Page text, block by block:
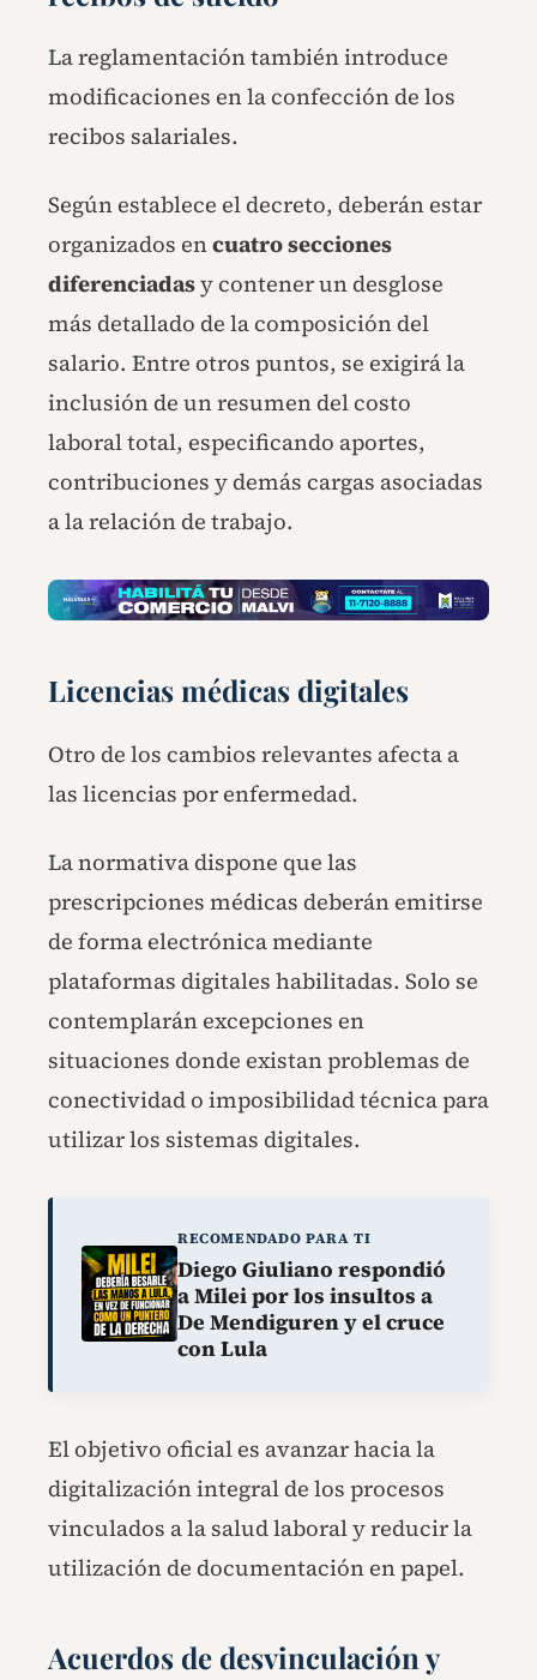
La reglamentación también introduce
modificaciones en la confección de los
recibos salariales.
Según establece el decreto, deberán estar
organizados encuatro secciones
diferenciadasy contener un desglose
más detallado de la composición del
salario. Entre otros puntos, se exigirá la
inclusión de un resumen del costo
laboral total, especificando aportes,
contribuciones y demás cargas asociadas
a la relación de trabajo.
Licencias médicas digitales
Otro de los cambios relevantes afecta a
las licencias por enfermedad.
La normativa dispone que las
prescripciones médicas deberán emitirse
de forma electrónica mediante
plataformas digitales habilitadas. Solo se
contemplarán excepciones en
situaciones donde existan problemas de
conectividad o imposibilidad técnica para
utilizar los sistemas digitales.
RECOMENDADO PARA TI
Diego Giuliano respondió
a Milei por los insultos a
De Mendiguren y el cruce
con Lula
El objetivo oficial es avanzar hacia la
digitalización integral de los procesos
vinculados a la salud laboral y reducir la
utilización de documentación en papel.
Acuerdos de desvinculación y